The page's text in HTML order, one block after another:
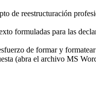
de reestructuración
formuladas para las
de formar y
(abra el archivo MS